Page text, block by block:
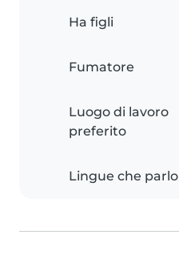
Ha figli
Fumatore
Luogo di lavoro
preferito
Lingue che parlo